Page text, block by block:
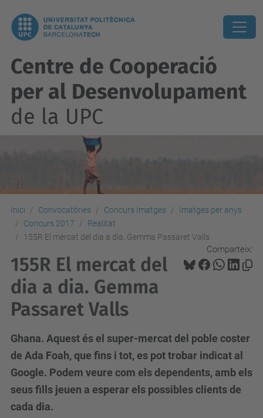
Centre de Cooperació
per al Desenvolupament
de la UPC
Inici Convocatòries Concurs Imatges
Imatges per anys
Concurs 2017
Realitat
155R El mercat del dia a dia. Gemma Passaret Valls
Comparteix:
155R El mercat del
dia a dia. Gemma
Passaret Valls
Ghana. Aquest és el super-mercat del poble coster
de Ada Foah, que fins i tot, es pot trobar indicat al
Google. Podem veure com els dependents, amb els
seus fills jeuen a esperar els possibles clients de
cada dia.